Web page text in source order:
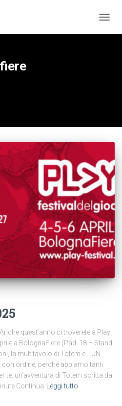
fiere
quest’anno ci troverete a Play
a BolognaFiere (Pad. 18 – Stand
la multitavolo di Totem e… UN
con ordine, perché abbiamo tanti
te: un’avventura di Totem scritta da
Leggi tutto